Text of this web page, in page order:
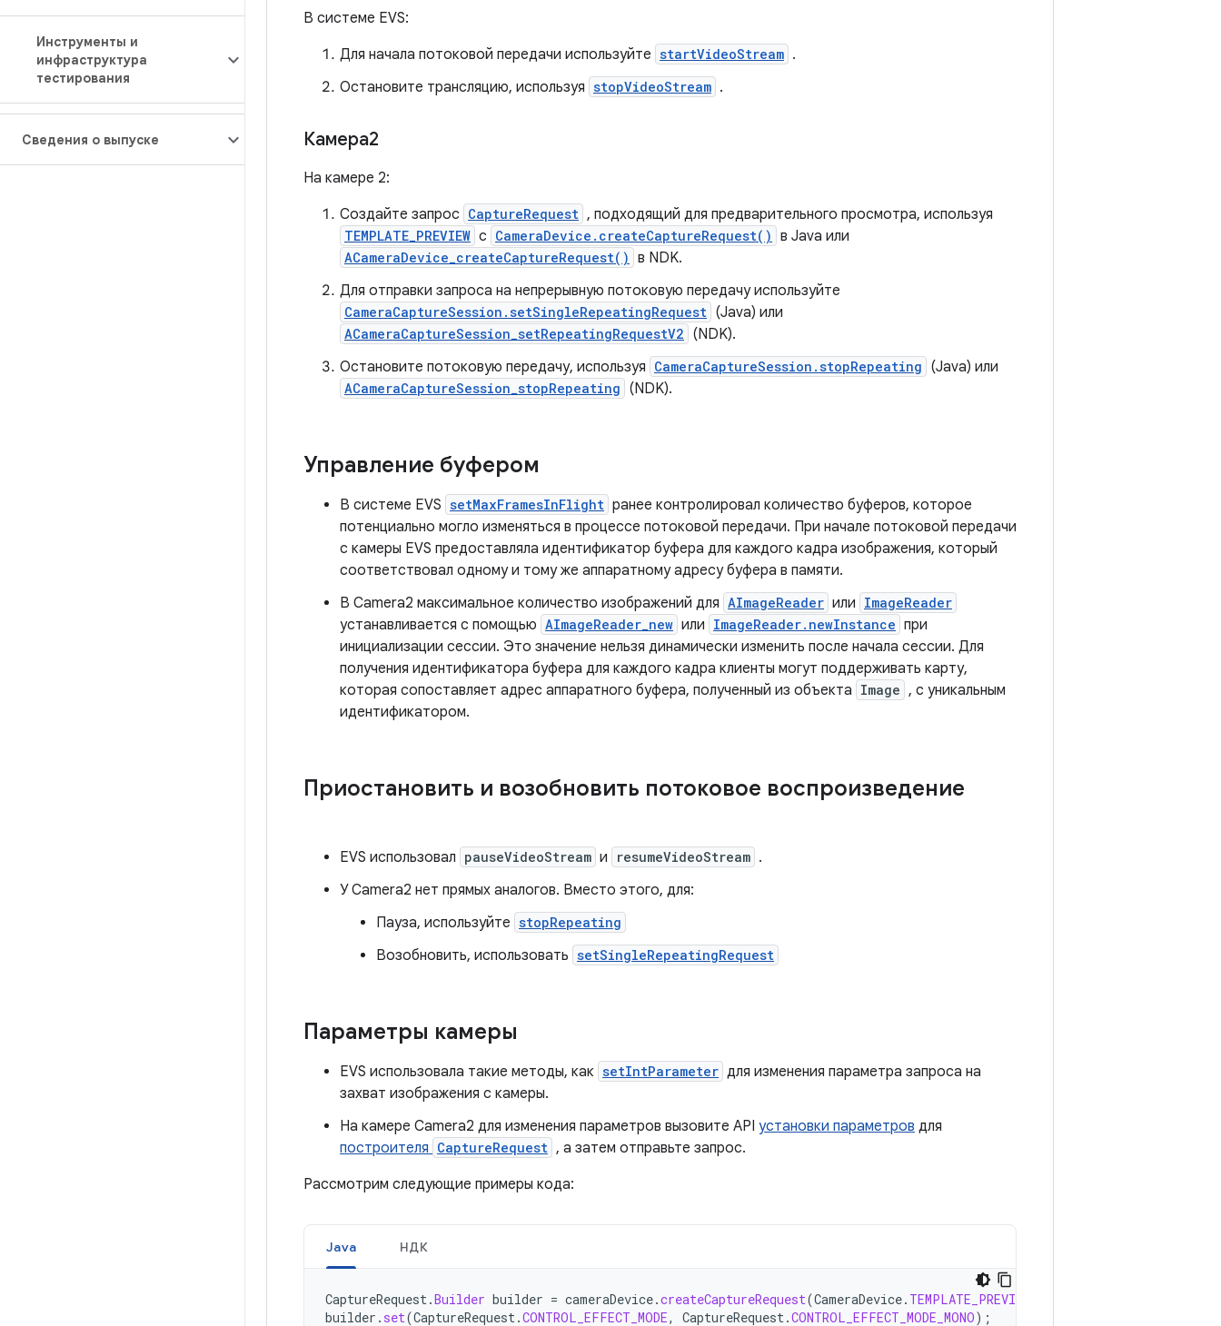
Инструменты и
инфраструктура
тестирования
Сведения о выпуске
В системе EVS:
Для начала потоковой передачи используйте startVideoStream .
Остановите трансляцию, используя stopVideoStream .
Камера2
На камере 2:
Создайте запрос CaptureRequest , подходящий для предварительного просмотра, используя
TEMPLATE_PREVIEW с CameraDevice.createCaptureRequest() в Java или
ACameraDevice_createCaptureRequest() в NDK.
Для отправки запроса на непрерывную потоковую передачу используйте
CameraCaptureSession.setSingleRepeatingRequest (Java) или
ACameraCaptureSession_setRepeatingRequestV2 (NDK).
Остановите потоковую передачу, используя CameraCaptureSession.stopRepeating (Java) или
ACameraCaptureSession_stopRepeating (NDK).
Управление буфером
В системе EVS setMaxFramesInFlight ранее контролировал количество буферов, которое
потенциально могло изменяться в процессе потоковой передачи. При начале потоковой передачи
с камеры EVS предоставляла идентификатор буфера для каждого кадра изображения, который
соответствовал одному и тому же аппаратному адресу буфера в памяти.
В Camera2 максимальное количество изображений для AImageReader или ImageReader
устанавливается с помощью AImageReader_new или ImageReader.newInstance при
инициализации сессии. Это значение нельзя динамически изменить после начала сессии. Для
получения идентификатора буфера для каждого кадра клиенты могут поддерживать карту,
которая сопоставляет адрес аппаратного буфера, полученный из объекта Image , с уникальным
идентификатором.
Приостановить и возобновить потоковое воспроизведение
EVS использовал pauseVideoStream и resumeVideoStream .
У Camera2 нет прямых аналогов. Вместо этого, для:
Пауза, используйте stopRepeating
Возобновить, использовать setSingleRepeatingRequest
Параметры камеры
EVS использовала такие методы, как setIntParameter для изменения параметра запроса на
захват изображения с камеры.
На камере Camera2 для изменения параметров вызовите API установки параметров для
построителя CaptureRequest , а затем отправьте запрос.
Рассмотрим следующие примеры кода:
Java НДК
CaptureRequest.Builder builder = cameraDevice.createCaptureRequest(CameraDevice. TEMPLATE_PREVIEW
builder . set(CaptureRequest.CONTROL_EFFECT_MODE, CaptureRequest.CONTROL_EFFECT_MODE_MONO);